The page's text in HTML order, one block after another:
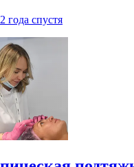
2 года спустя